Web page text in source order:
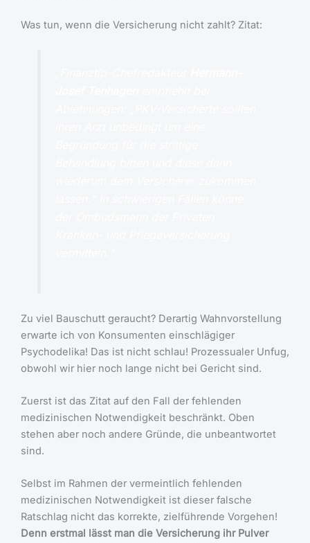
Was tun, wenn die Versicherung nicht zahlt? Zitat:
Zu viel Bauschutt geraucht? Derartig Wahnvorstellung
erwarte ich von Konsumenten einschlägiger
Psychodelika! Das ist nicht schlau! Prozessualer Unfug,
obwohl wir hier noch lange nicht bei Gericht sind.
Zuerst ist das Zitat auf den Fall der fehlenden
medizinischen Notwendigkeit beschränkt. Oben
stehen aber noch andere Gründe, die unbeantwortet
sind.
Selbst im Rahmen der vermeintlich fehlenden
medizinischen Notwendigkeit ist dieser falsche
Ratschlag nicht das korrekte, zielführende Vorgehen!
Denn erstmal lässt man die Versicherung ihr Pulver